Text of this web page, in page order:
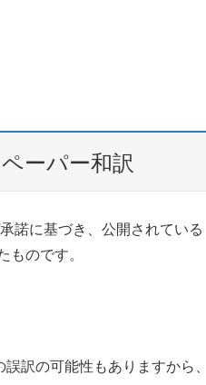
ーパー和訳
諾に基づき、公開されている
ものです。
訳の可能性もありますから、